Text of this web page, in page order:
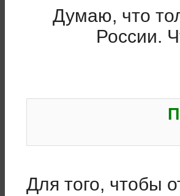
Думаю, что
России.
Для того, чтобы